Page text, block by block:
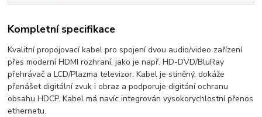
Kompletní specifikace
Kvalitní propojovací kabel pro spojení dvou audio/video zařízení
přes moderní HDMI rozhraní, jako je např. HD-DVD/BluRay
přehrávač a LCD/Plazma televizor. Kabel je stíněný, dokáže
přenášet digitální zvuk i obraz a podporuje digitání ochranu
obsahu HDCP. Kabel má navíc integrován vysokorychlostní přenos
ethernetu.